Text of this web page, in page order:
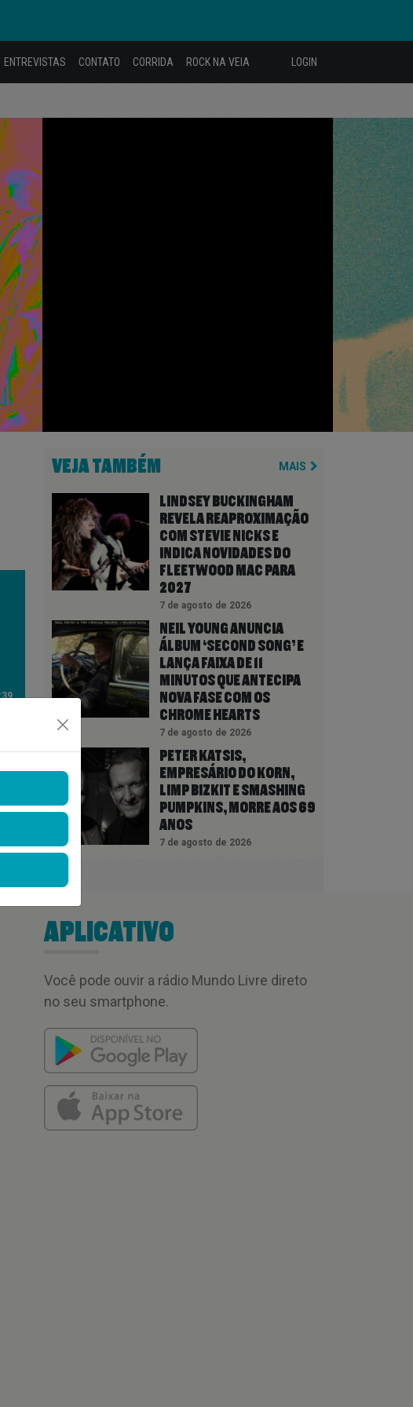
ENTREVISTAS CONTATO CORRIDA ROCK NA VEIA LOGIN
VEJA TAMBÉM MAIS
LINDSEY BUCKINGHAM
REVELA REAPROXIMAÇÃO
COM STEVIE NICKS E
INDICA NOVIDADES DO
FLEETWOOD MAC PARA
2027
7 de agosto de 2026
NEIL YOUNG ANUNCIA
ÁLBUM ‘SECOND SONG’ E
LANÇA FAIXA DE 11
MINUTOS QUE ANTECIPA
NOVA FASE COM OS
CHROME HEARTS
7 de agosto de 2026
PETER KATSIS,
EMPRESÁRIO DO KORN,
LIMP BIZKIT E SMASHING
PUMPKINS, MORRE AOS 69
ANOS
7 de agosto de 2026
APLICATIVO
Você pode ouvir a rádio Mundo Livre direto
no seu smartphone.